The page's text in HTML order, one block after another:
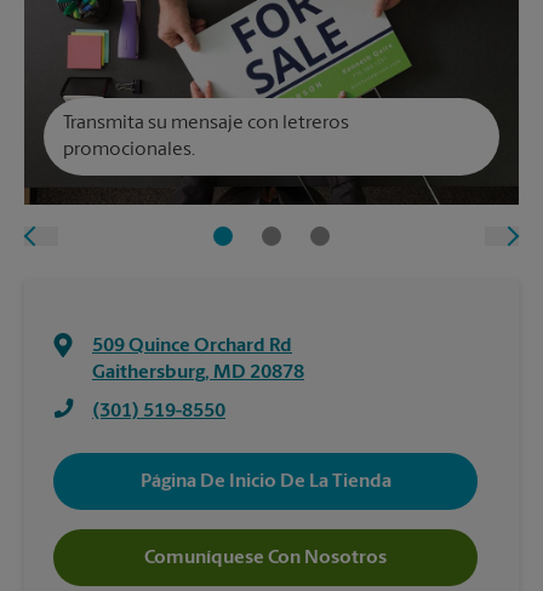
Transmita su mensaje con letreros
promocionales.
509 Quince Orchard Rd
Gaithersburg, MD 20878
(301) 519-8550
Página De Inicio De La Tienda
Comuníquese Con Nosotros